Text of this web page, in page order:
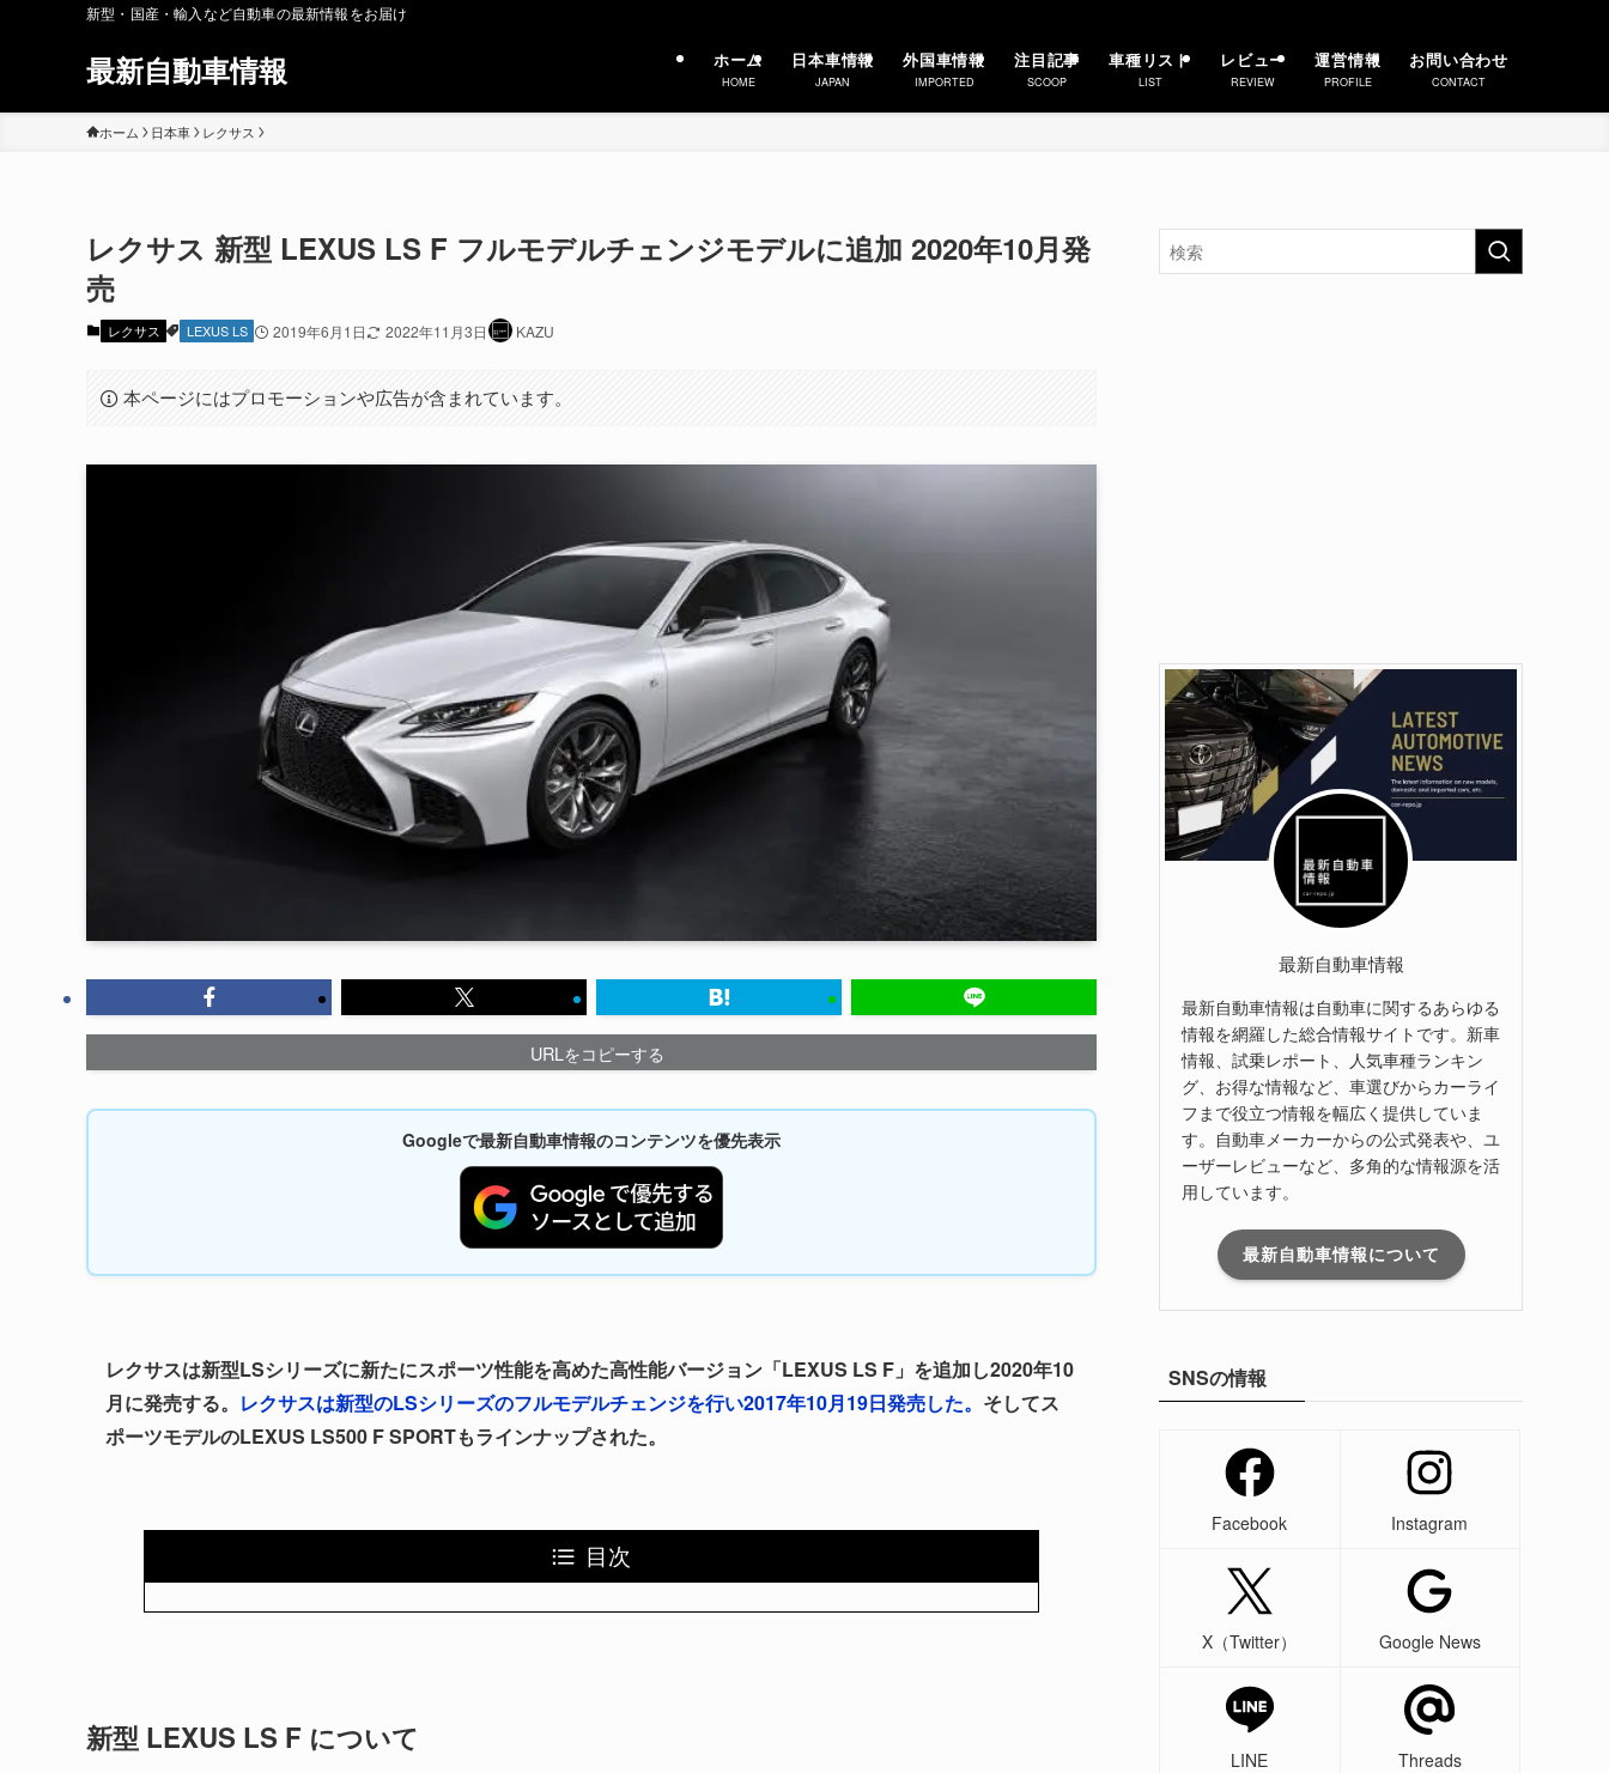
新型・国産・輸入など自動車の最新情報をお届け
最新自動車情報 ホーム
HOME
日本車情報
JAPAN
外国車情報
IMPORTED
注目記事
SCOOP
車種リスト
LIST
レビュー
REVIEW
運営情報
PROFILE
お問い合わせ
CONTACT
ホーム 日本車 レクサス
レクサス 新型 LEXUS LS F フルモデルチェンジモデルに追加 2020年10月発
売
レクサス LEXUS LS 2019年6月1日 2022年11月3日 KAZU
本ページにはプロモーションや広告が含まれています。
URLをコピーする
Googleで最新自動車情報のコンテンツを優先表示
レクサスは新型LSシリーズに新たにスポーツ性能を高めた高性能バージョン「LEXUS LS F」を追加し2020年10
月に発売する。 レクサスは新型のLSシリーズのフルモデルチェンジを行い2017年10月19日発売した。 そしてス
ポーツモデルのLEXUS LS500 F SPORTもラインナップされた。
目次
新型 LEXUS LS F について
最新自動車情報
最新自動車情報は自動車に関するあらゆる
情報を網羅した総合情報サイトです。新車
情報、試乗レポート、人気車種ランキン
グ、お得な情報など、車選びからカーライ
フまで役立つ情報を幅広く提供していま
す。自動車メーカーからの公式発表や、ユ
ーザーレビューなど、多角的な情報源を活
用しています。
最新自動車情報について
SNSの情報
Facebook Instagram
X（Twitter） Google News
LINE Threads